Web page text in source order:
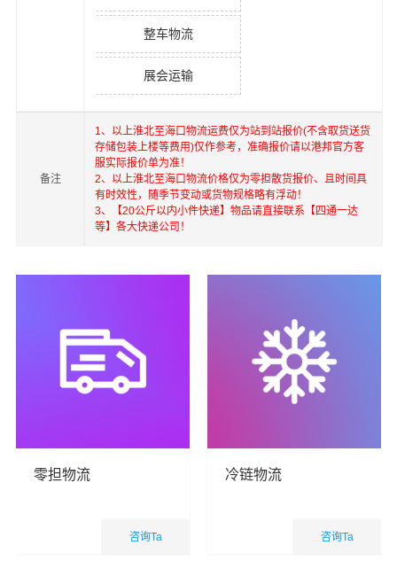
整车物流
展会运输
备注
1、以上淮北至海口物流运费仅为站到站报价(不含取货送货
存储包装上楼等费用)仅作参考，准确报价请以港邦官方客
服实际报价单为准！
2、以上淮北至海口物流价格仅为零担散货报价、且时间具
有时效性，随季节变动或货物规格略有浮动！
3、【20公斤以内小件快递】物品请直接联系【四通一达
等】各大快递公司！
零担物流
咨询Ta
冷链物流
咨询Ta